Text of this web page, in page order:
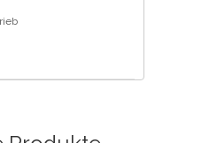
Français